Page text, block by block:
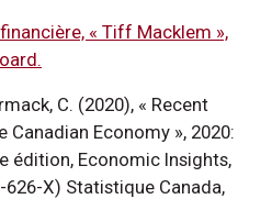
« Tiff Macklem »,
C. (2020), « Recent
Canadian Economy », 2020:
édition, Economic Insights,
626-X) Statistique Canada,